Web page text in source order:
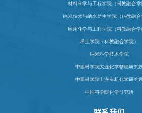
材料科学与工程学院（科教融合学
纳米技术与纳米仿生学院（科教融合
应用化学与工程学院（科教融合学
稀土学院（科教融合学院）
纳米科学技术学院
中国科学院大连化学物理研究
中国科学院上海有机化学研究
中国科学院化学研究所